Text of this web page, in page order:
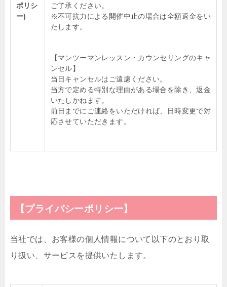
ポリシ
ー)
ご了承ください。
※不可抗力による開催中止の場合は全額返金をい
たします。
【マンツーマンレッスン・カウンセリングのキャ
ンセル】
当日キャンセルはご遠慮ください。
当方で定める特別な理由がある場合を除き、返金
いたしかねます。
前日までにご連絡をいただければ、日時変更で対
応させていただきます。
【プライバシーポリシー】
当社では、お客様の個人情報について以下のとおり取
り扱い、サービスを提供いたします。